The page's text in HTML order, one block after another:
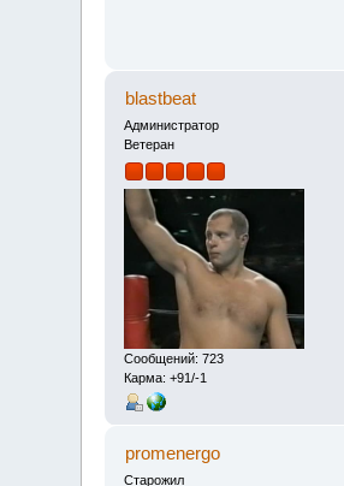
blastbeat
Администратор
Ветеран
Сообщений: 723
Карма: +91/-1
promenergo
Старожил